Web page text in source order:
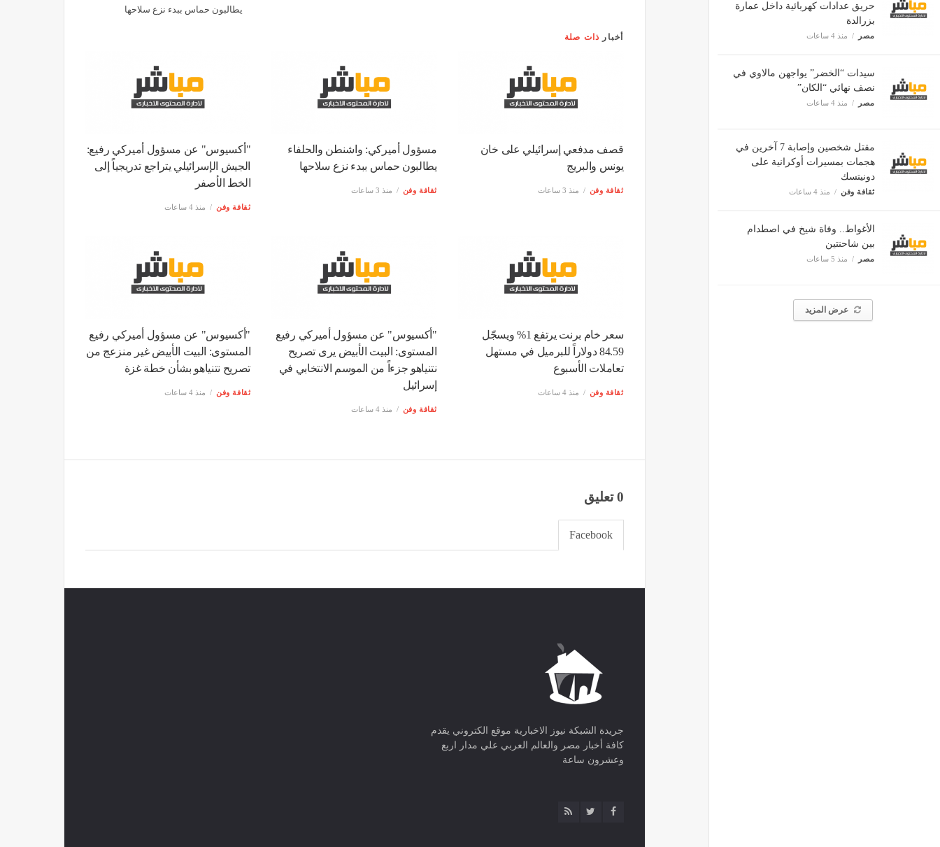
حريق عدادات كهربائية داخل عمارة
بزرالدة
مصر منذ 4 ساعات
سيدات “الخضر” يواجهن مالاوي في
نصف نهائي “الكان”
مصر منذ 4 ساعات
مقتل شخصين وإصابة 7 آخرين في
هجمات بمسيرات أوكرانية على
دونيتسك
ثقافة وفن منذ 4 ساعات
الأغواط.. وفاة شيخ في اصطدام
بين شاحنتين
مصر منذ 5 ساعات
عرض المزيد
يطالبون حماس ببدء نزع سلاحها
أخبار ذات صلة
قصف مدفعي إسرائيلي على خان
يونس والبريج
ثقافة وفن منذ 3 ساعات
مسؤول أميركي: واشنطن والحلفاء
يطالبون حماس ببدء نزع سلاحها
ثقافة وفن منذ 3 ساعات
"أكسيوس" عن مسؤول أميركي رفيع:
الجيش الإسرائيلي يتراجع تدريجياً إلى
الخط الأصفر
ثقافة وفن منذ 4 ساعات
سعر خام برنت يرتفع 1% ويسجّل
84.59 دولاراً للبرميل في مستهل
تعاملات الأسبوع
ثقافة وفن منذ 4 ساعات
"أكسيوس" عن مسؤول أميركي رفيع
المستوى: البيت الأبيض يرى تصريح
نتنياهو جزءاً من الموسم الانتخابي في
إسرائيل
ثقافة وفن منذ 4 ساعات
"أكسيوس" عن مسؤول أميركي رفيع
المستوى: البيت الأبيض غير منزعج من
تصريح نتنياهو بشأن خطة غزة
ثقافة وفن منذ 4 ساعات
0 تعليق
Facebook
جريدة الشبكة نيوز الاخبارية موقع الكتروني يقدم
كافة أخبار مصر والعالم العربي علي مدار اربع
وعشرون ساعة